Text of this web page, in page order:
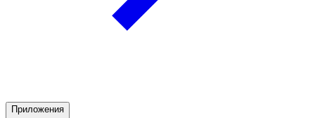
Приложения